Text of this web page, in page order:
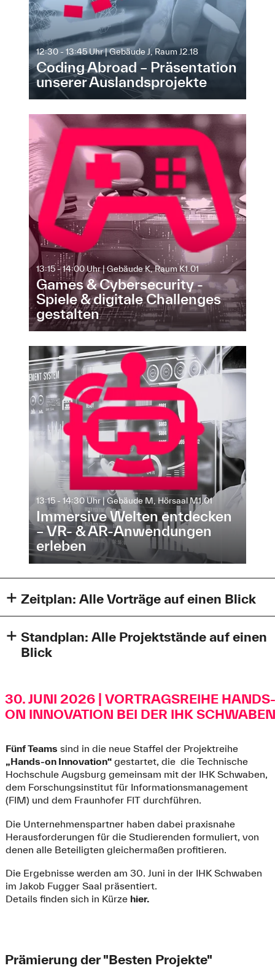
12:30 - 13:45 Uhr | Gebäude J, Raum J2.18
Coding Abroad – Präsentation
unserer Auslandsprojekte
13:15 - 14:00 Uhr | Gebäude K, Raum K1.01
Games & Cybersecurity -
Spiele & digitale Challenges
gestalten
13:15 - 14:30 Uhr | Gebäude M, Hörsaal M1.01
Immersive Welten entdecken
– VR- & AR-Anwendungen
erleben
Zeitplan: Alle Vorträge auf einen Blick
Standplan: Alle Projektstände auf einen
Blick
30. JUNI 2026 | VORTRAGSREIHE HANDS-
ON INNOVATION BEI DER IHK SCHWABEN
Fünf Teams sind in die neue Staffel der Projektreihe
„Hands-on Innovation“gestartet, die die Technische
Hochschule Augsburg gemeinsam mit der IHK Schwaben,
dem Forschungsinstitut für Informationsmanagement
(FIM) und dem Fraunhofer FIT durchführen.
Die Unternehmenspartner haben dabei praxisnahe
Herausforderungen für die Studierenden formuliert, von
denen alle Beteiligten gleichermaßen profitieren.
Die Ergebnisse werden am 30. Juni in der IHK Schwaben
im Jakob Fugger Saal präsentiert.
Details finden sich in Kürze hier.
Prämierung der "Besten Projekte"